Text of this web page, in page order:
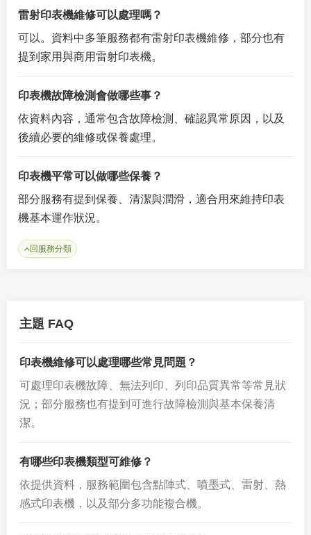
雷射印表機維修可以處理嗎？
可以。資料中多筆服務都有雷射印表機維修，部分也有
提到家用與商用雷射印表機。
印表機故障檢測會做哪些事？
依資料內容，通常包含故障檢測、確認異常原因，以及
後續必要的維修或保養處理。
印表機平常可以做哪些保養？
部分服務有提到保養、清潔與潤滑，適合用來維持印表
機基本運作狀況。
回服務分類
主題 FAQ
印表機維修可以處理哪些常見問題？
可處理印表機故障、無法列印、列印品質異常等常見狀
況；部分服務也有提到可進行故障檢測與基本保養清
潔。
有哪些印表機類型可維修？
依提供資料，服務範圍包含點陣式、噴墨式、雷射、熱
感式印表機，以及部分多功能複合機。